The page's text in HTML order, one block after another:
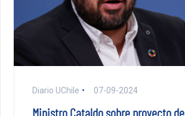
Diario UChile 07-09-2024
Ministro Cataldo sobre proyecto de